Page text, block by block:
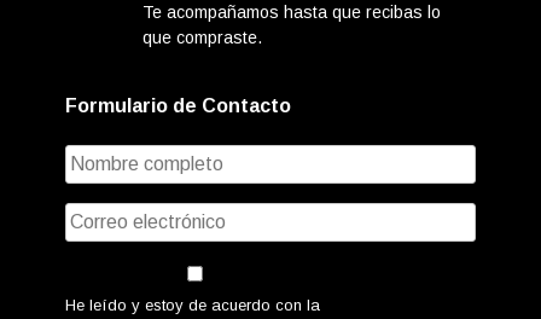
Te acompañamos hasta que recibas lo
que compraste.
Formulario de Contacto
He leído y estoy de acuerdo con la